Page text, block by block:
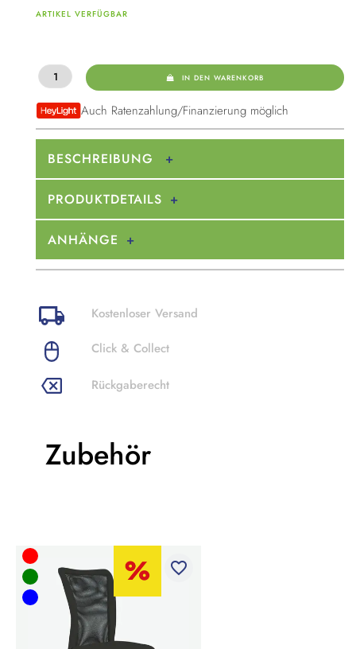
ARTIKEL VERFÜGBAR
IN DEN WARENKORB
Auch Ratenzahlung/Finanzierung möglich
BESCHREIBUNG
PRODUKTDETAILS
ANHÄNGE
Kostenloser Versand
Click & Collect
Rückgaberecht
Zubehör
favorite_border